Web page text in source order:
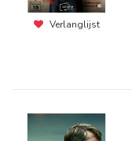
Verlanglijst